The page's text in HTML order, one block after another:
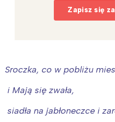
Zapisz się
Sroczka, co w pobliżu
i Mają się zwała,
siadła na jabłoneczce i